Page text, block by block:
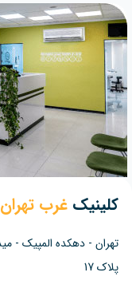
کلینیک غرب تهران
پلاک 17